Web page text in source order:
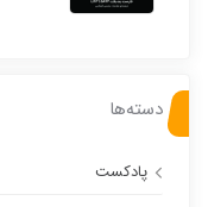
دسته‌ها
پادکست